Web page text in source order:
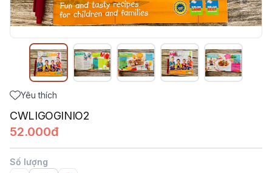
Yêu thích
CWLIGOGINIO2
52.000đ
Số lượng